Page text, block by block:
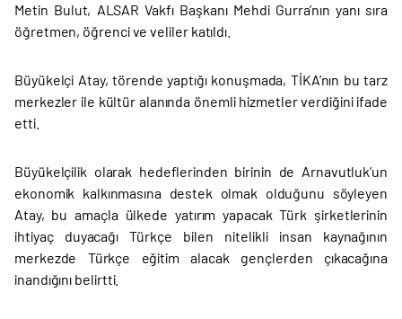
Metin Bulut, ALSAR Vakfı Başkanı Mehdi Gurra’nın yanı sıra
öğretmen, öğrenci ve veliler katıldı.
Büyükelçi Atay, törende yaptığı konuşmada, TİKA’nın bu tarz
merkezler ile kültür alanında önemli hizmetler verdiğini ifade
etti.
Büyükelçilik olarak hedeflerinden birinin de Arnavutluk’un
ekonomik kalkınmasına destek olmak olduğunu söyleyen
Atay, bu amaçla ülkede yatırım yapacak Türk şirketlerinin
ihtiyaç duyacağı Türkçe bilen nitelikli insan kaynağının
merkezde Türkçe eğitim alacak gençlerden çıkacağına
inandığını belirtti.